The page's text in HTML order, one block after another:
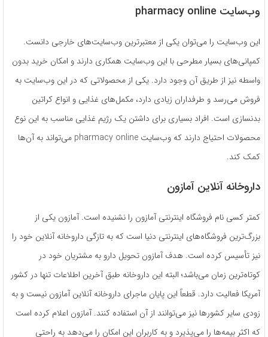
وب‌سایت pharmacy online
این وب‌سایت را می‌توان یکی از معتبرترین وب‌سایت‌های خارجی دانست.
کمپانی‌های بسیار مطرحی با این وب‌سایت همکاری دارند و امکان خرید بدون
واسطه نیز از طریق آن وجود دارد. یکی از محصولاتی که در این وب‌سایت به
فروش می‌رسد و طرفداران زیادی دارد، مکمل‌های غذایی و انواع کراتین
بدنسازی است. افراد بسیاری برای داشتن یک رژیم غذایی مناسب به این نوع
محصولات احتیاج دارند که وب‌سایت pharmacy online می‌تواند به آن‌ها
کمک کند.
داروخانه آنلاین آمازون
کمتر کسی نام فروشگاه اینترنتی آمازون را نشنیده است. آمازون یکی از
بزرگ‌ترین فروشگاه‌های اینترنتی دنیا است که به تازگی داروخانه آنلاین خود را
نیز تأسیس کرده است. هدف آمازون تحویل دارو به مشتریان خود در
کوتاه‌ترین زمان می‌باشد؛ البته این داروخانه طبق آخرین اطلاعات تنها در کشور
آمریکا فعالیت دارد. قطعاً این پایان ماجرای داروخانه آنلاین آمازون نیست و به
زودی سایر کشورها نیز می‌توانند از آن استفاده کنند. آمازون اعلام کرده است
که اکثر بیمه‌ها را می‌پذیرد و به کاربران این امکان را می‌دهد به راحتی